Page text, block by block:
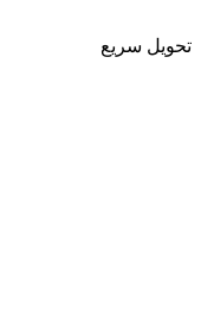
تحویل سریع